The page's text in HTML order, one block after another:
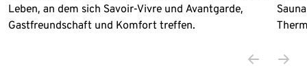
Leben, an dem sich Savoir-Vivre und Avantgarde,
Gastfreundschaft und Komfort treffen.